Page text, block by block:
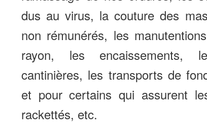
dus au virus, la couture des
non rémunérés, les
rayon, les encaissements,
cantinières, les transports de
et pour certains qui assurent
rackettés, etc.